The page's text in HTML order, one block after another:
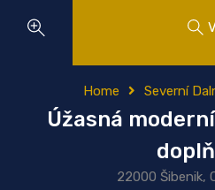
Home Severní
Úžasná
22000 Šibenik,